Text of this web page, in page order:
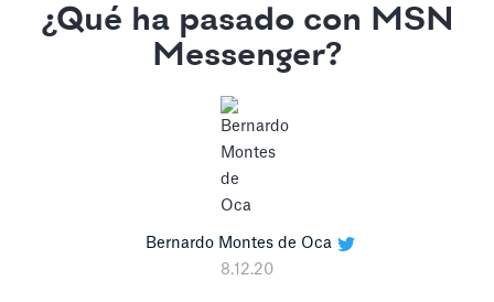
¿Qué ha pasado con MSN
Messenger?
Bernardo Montes de Oca
8.12.20